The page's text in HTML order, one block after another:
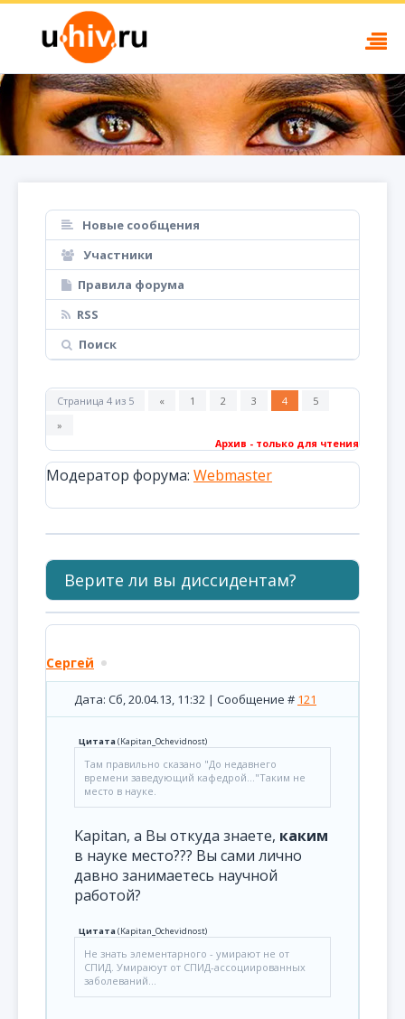
Новые сообщения
Участники
Правила форума
RSS
Поиск
Страница 4 из 5 « 1 2 3 4
5
»
Архив - только для чтения
Модератор форума: Webmaster
Верите ли вы диссидентам?
Сергей
Дата: Сб, 20.04.13, 11:32 | Сообщение # 121
Цитата(Kapitan_Ochevidnost)
Там правильно сказано "До недавнего
времени заведующий кафедрой..."Таким не
место в науке.
Kapitan, а Вы откуда знаете, каким
в науке место??? Вы сами лично
давно занимаетесь научной
работой?
Цитата(Kapitan_Ochevidnost)
Не знать элементарного - умирают не от
СПИД. Умираюут от СПИД-ассоциированных
заболеваний...